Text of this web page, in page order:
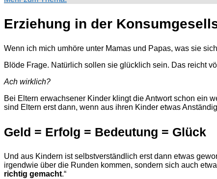
Erziehung in der
Wenn ich mich umhöre unter Mamas und Papas, was sie
Blöde Frage. Natürlich sollen sie glücklich sein. Das reicht
Ach wirklich?
Bei Eltern erwachsener Kinder klingt die Antwort schon ein
sind Eltern erst dann, wenn aus ihren Kinder etwas
Geld = Erfolg = Bedeutung = Glück
Und aus Kindern ist selbstverständlich erst dann etwas
irgendwie über die Runden kommen, sondern sich auch
richtig gemacht.“